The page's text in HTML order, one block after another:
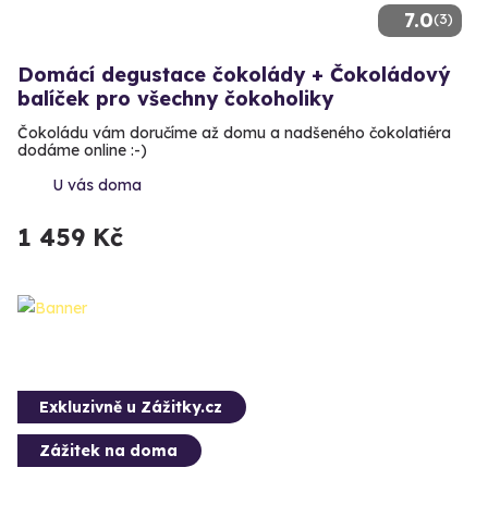
7.0(3)
Domácí degustace čokolády + Čokoládový
balíček pro všechny čokoholiky
Čokoládu vám doručíme až domu a nadšeného čokolatiéra
dodáme online :-)
U vás doma
1 459 Kč
Exkluzivně u Zážitky.cz
Zážitek na doma